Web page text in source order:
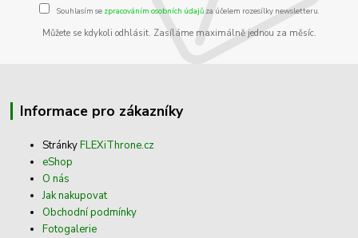
Souhlasím se zpracováním osobních údajůza účelem rozesílky newsletteru.
Můžete se kdykoli odhlásit. Zasíláme maximálně jednou za měsíc.
Informace pro zákazníky
StránkyFLEXiThrone.cz
eShop
O nás
Jak nakupovat
Obchodní podmínky
Fotogalerie